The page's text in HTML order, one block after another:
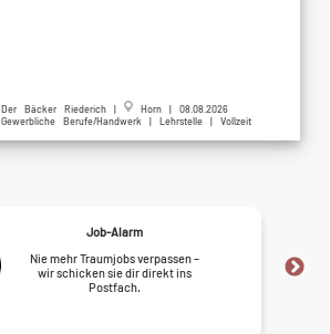
Der Bäcker Riederich |
Horn | 08.08.2026
Gewerbliche Berufe/Handwerk | Lehrstelle | Vollzeit
Job-Alarm
Nie mehr Traumjobs verpassen –
wir schicken sie dir direkt ins
Postfach.